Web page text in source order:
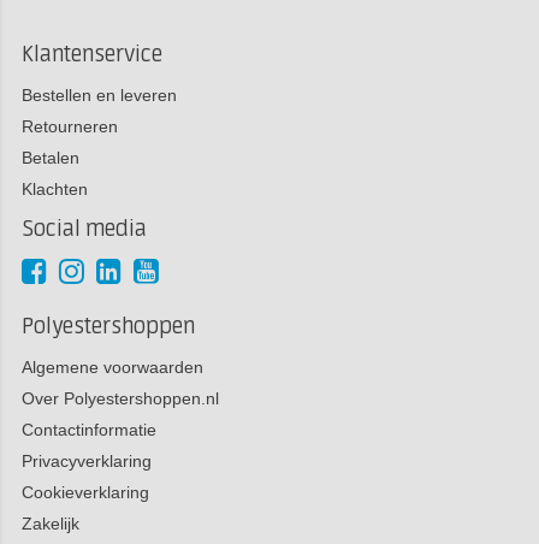
Klantenservice
Bestellen en leveren
Retourneren
Betalen
Klachten
Social media
Polyestershoppen
Algemene voorwaarden
Over Polyestershoppen.nl
Contactinformatie
Privacyverklaring
Cookieverklaring
Zakelijk